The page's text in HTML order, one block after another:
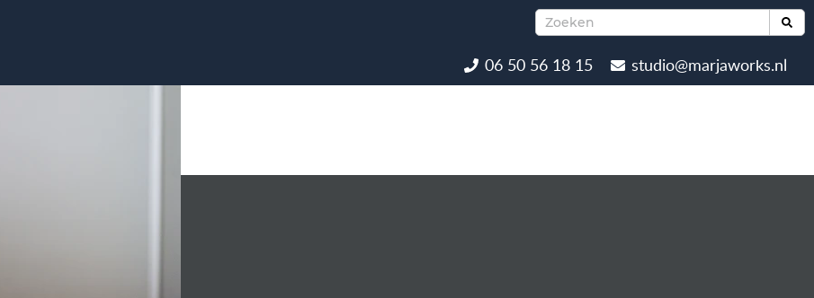
06 50 56 18 15 studio@marjaworks.nl